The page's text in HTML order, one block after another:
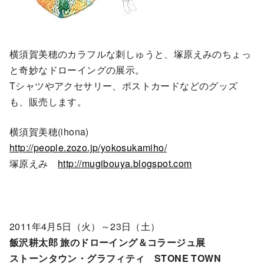
横須賀美穂のカラフルな刺しゅうと、塚原えみのちょっ
と奇妙なドローイングの展示。
Tシャツやアクセサリー、ポストカードなどのグッズ
も、販売します。
横須賀美穂(ihona)
http://people.zozo.jp/yokosukamiho/
塚原えみ http://mugibouya.blogspot.com
2011年4月5日（火）～23日（土）
飯沢耕太郎 旅のドローイング＆コラージュ展
ストーンタウン・グラフィティ STONE TOWN